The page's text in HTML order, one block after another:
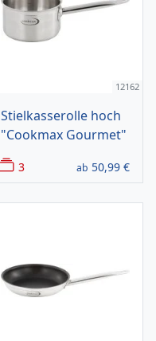
12162
Stielkasserolle hoch
"Cookmax Gourmet"
3 ab 50,99 €